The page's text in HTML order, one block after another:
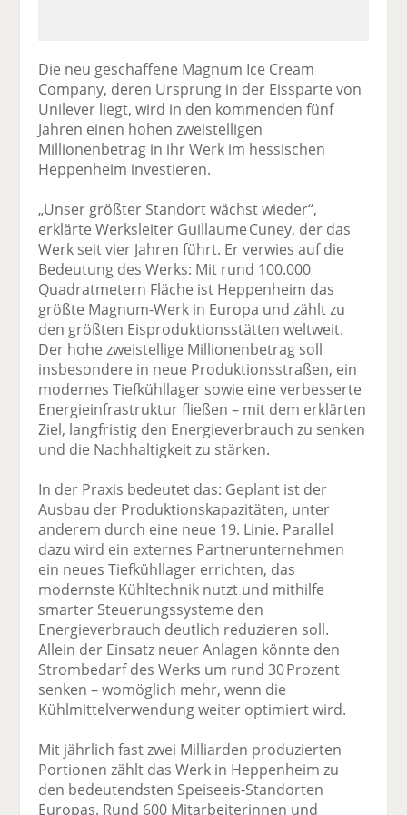
Die neu geschaffene Magnum Ice Cream
Company, deren Ursprung in der Eissparte von
Unilever liegt, wird in den kommenden fünf
Jahren einen hohen zweistelligen
Millionenbetrag in ihr Werk im hessischen
Heppenheim investieren.
„Unser größter Standort wächst wieder“,
erklärte Werksleiter Guillaume Cuney, der das
Werk seit vier Jahren führt. Er verwies auf die
Bedeutung des Werks: Mit rund 100.000
Quadratmetern Fläche ist Heppenheim das
größte Magnum-Werk in Europa und zählt zu
den größten Eisproduktionsstätten weltweit.
Der hohe zweistellige Millionenbetrag soll
insbesondere in neue Produktionsstraßen, ein
modernes Tiefkühllager sowie eine verbesserte
Energieinfrastruktur fließen – mit dem erklärten
Ziel, langfristig den Energieverbrauch zu senken
und die Nachhaltigkeit zu stärken.
In der Praxis bedeutet das: Geplant ist der
Ausbau der Produktionskapazitäten, unter
anderem durch eine neue 19. Linie. Parallel
dazu wird ein externes Partnerunternehmen
ein neues Tiefkühllager errichten, das
modernste Kühltechnik nutzt und mithilfe
smarter Steuerungssysteme den
Energieverbrauch deutlich reduzieren soll.
Allein der Einsatz neuer Anlagen könnte den
Strombedarf des Werks um rund 30 Prozent
senken – womöglich mehr, wenn die
Kühlmittelverwendung weiter optimiert wird.
Mit jährlich fast zwei Milliarden produzierten
Portionen zählt das Werk in Heppenheim zu
den bedeutendsten Speiseeis-Standorten
Europas. Rund 600 Mitarbeiterinnen und